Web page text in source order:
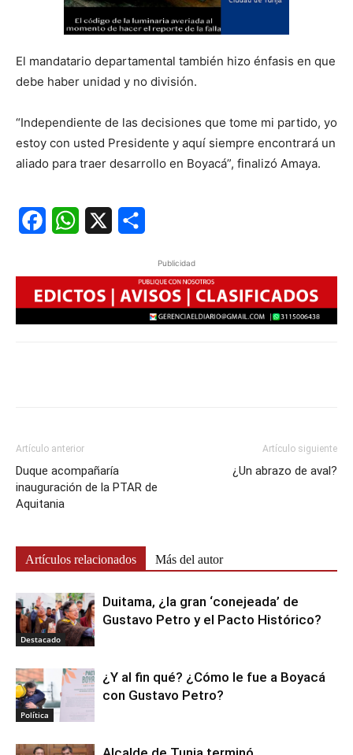
El mandatario departamental también hizo énfasis en que
debe haber unidad y no división.
“Independiente de las decisiones que tome mi partido, yo
estoy con usted Presidente y aquí siempre encontrará un
aliado para traer desarrollo en Boyacá”, finalizó Amaya.
FacebookWhatsApp
Publicidad
Artículo anterior
Duque acompañaría
inauguración de la PTAR de
Aquitania
Artículo siguiente
¿Un abrazo de aval?
Artículos relacionados Más del autor
Destacado
Duitama, ¿la gran ‘conejeada’ de
Gustavo Petro y el Pacto Histórico?
Política
¿Y al fin qué? ¿Cómo le fue a Boyacá
con Gustavo Petro?